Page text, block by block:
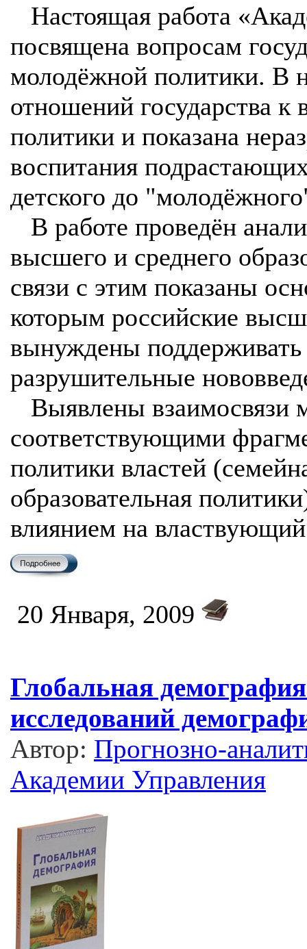
Настоящая работа
посвящена вопросам
молодёжной политики. В
отношений государства к
политики и показана
воспитания
детского до
В работе проведён
высшего и среднего
связи с этим показаны
которым российские
вынуждены
разрушительные
Выявлены взаимосвязи
соответствующими
политики властей
образовательная
влиянием на
20 Января, 2009
Глобальная
исследований
Автор: Прогнозно-
Академии Управления